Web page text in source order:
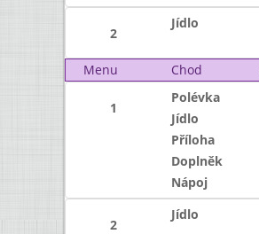
2
Jídlo
Menu Chod
1
Polévka
Jídlo
Příloha
Doplněk
Nápoj
2
Jídlo